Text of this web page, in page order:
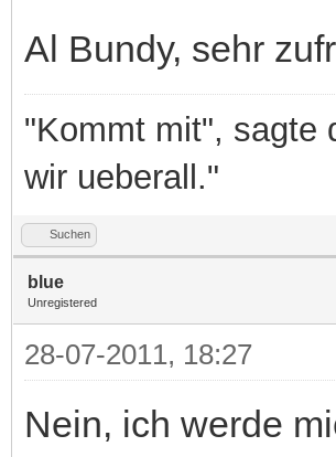
Al Bundy, sehr
"Kommt mit", sagte
wir ueberall."
Suchen
blue
Unregistered
28-07-2011, 18:27
Nein, ich werde